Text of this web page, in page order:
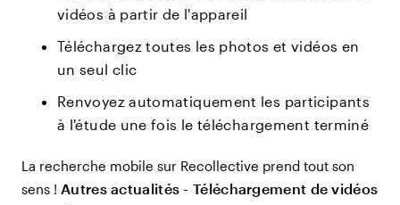
vidéos à partir de l'appareil
Téléchargez toutes les photos et vidéos en
un seul clic
Renvoyez automatiquement les participants
à l'étude une fois le téléchargement terminé
La recherche mobile sur Recollective prend tout son
sens ! Autres actualités - Téléchargement de vidéos